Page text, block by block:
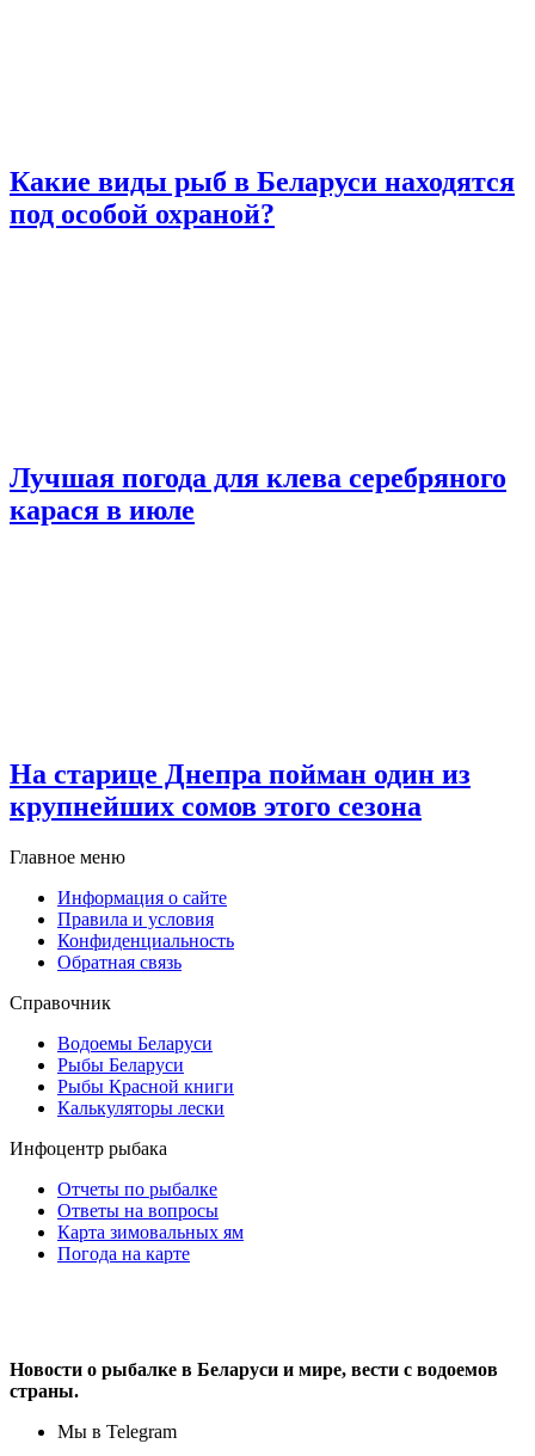
Какие виды рыб в Беларуси находятся
под особой охраной?
Лучшая погода для клева серебряного
карася в июле
На старице Днепра пойман один из
крупнейших сомов этого сезона
Главное меню
Информация о сайте
Правила и условия
Конфиденциальность
Обратная связь
Справочник
Водоемы Беларуси
Рыбы Беларуси
Рыбы Красной книги
Калькуляторы лески
Инфоцентр рыбака
Отчеты по рыбалке
Ответы на вопросы
Карта зимовальных ям
Погода на карте
Новости о рыбалке в Беларуси и мире, вести с водоемов
страны.
Мы в Telegram